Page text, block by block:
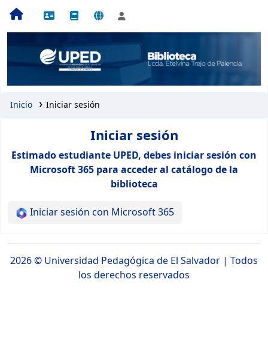
Inicio Iniciar sesión
Iniciar sesión
Estimado estudiante UPED, debes iniciar sesión con
Microsoft 365 para acceder al catálogo de la
biblioteca
Iniciar sesión con Microsoft 365
2026 © Universidad Pedagógica de El Salvador | Todos
los derechos reservados